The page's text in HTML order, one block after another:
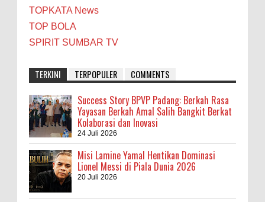
TOPKATA News
TOP BOLA
SPIRIT SUMBAR TV
TERKINI TERPOPULER COMMENTS
Success Story BPVP Padang: Berkah Rasa
Yayasan Berkah Amal Salih Bangkit Berkat
Kolaborasi dan Inovasi
24 Juli 2026
Misi Lamine Yamal Hentikan Dominasi
Lionel Messi di Piala Dunia 2026
20 Juli 2026